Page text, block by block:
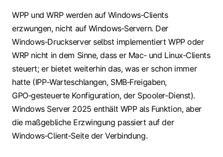
WPP und WRP werden auf Windows‑Clients
erzwungen, nicht auf Windows‑Servern. Der
Windows‑Druckserver selbst implementiert WPP oder
WRP nicht in dem Sinne, dass er Mac‑ und Linux‑Clients
steuert; er bietet weiterhin das, was er schon immer
hatte (IPP‑Warteschlangen, SMB‑Freigaben,
GPO‑gesteuerte Konfiguration, der Spooler‑Dienst).
Windows Server 2025 enthält WPP als Funktion, aber
die maßgebliche Erzwingung passiert auf der
Windows‑Client‑Seite der Verbindung.